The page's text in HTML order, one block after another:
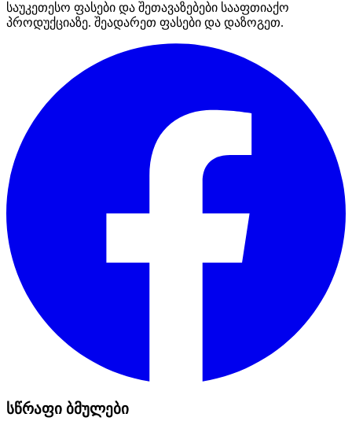
საუკეთესო ფასები და შეთავაზებები სააფთიაქო
პროდუქციაზე. შეადარეთ ფასები და დაზოგეთ.
სწრაფი ბმულები